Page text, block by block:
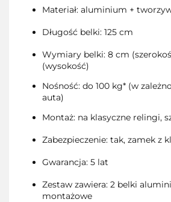
Materiał: aluminium +
Długość belki: 125 cm
Wymiary belki: 8 cm
(wysokość)
Nośność: do 100 kg* (w
auta)
Montaż: na klasyczne relingi,
Zabezpieczenie: tak, zamek z
Gwarancja: 5 lat
Zestaw zawiera: 2 belki
montażowe